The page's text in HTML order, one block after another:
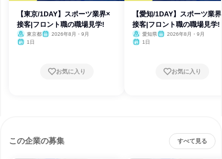
【東京/1DAY】スポーツ業界×
接客|フロント職の職場見学!
東京都
2026年8月・9月
1日
お気に入り
【愛知/1DAY】スポーツ業
接客|フロント職の職場見学!
愛知県
2026年8月・9月
1日
お気に入り
この企業の募集 すべて見る